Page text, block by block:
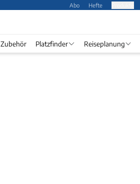
Abo Hefte
Zubehör Platzfinder Reiseplanung